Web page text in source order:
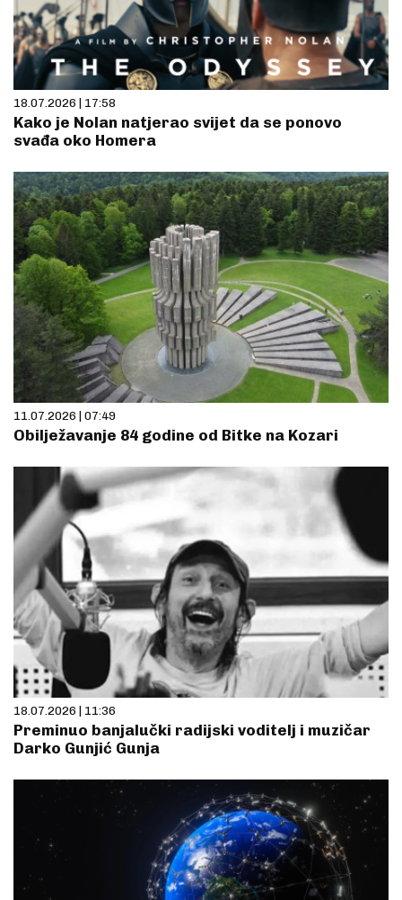
18.07.2026 | 17:58
Kako je Nolan natjerao svijet da se ponovo
svađa oko Homera
11.07.2026 | 07:49
Obilježavanje 84 godine od Bitke na Kozari
18.07.2026 | 11:36
Preminuo banjalučki radijski voditelj i muzičar
Darko Gunjić Gunja